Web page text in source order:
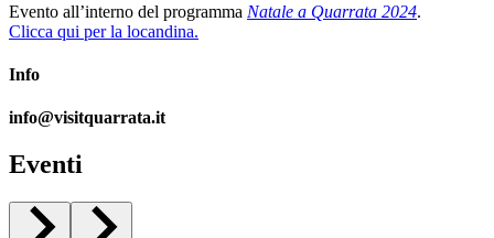
Evento all’interno del programma Natale a Quarrata 2024.
Clicca qui per la locandina.
Info
info@visitquarrata.it
Eventi